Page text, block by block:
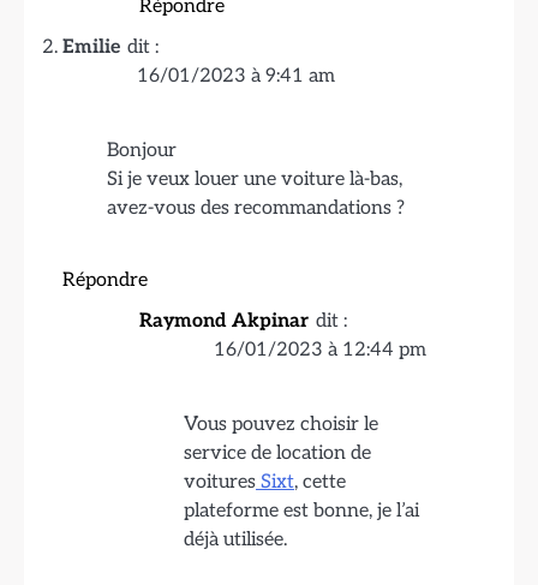
Répondre
Emilie dit :
16/01/2023 à 9:41 am
Bonjour
Si je veux louer une voiture là-bas,
avez-vous des recommandations ?
Répondre
Raymond Akpinar dit :
16/01/2023 à 12:44 pm
Vous pouvez choisir le
service de location de
voitures Sixt, cette
plateforme est bonne, je l’ai
déjà utilisée.